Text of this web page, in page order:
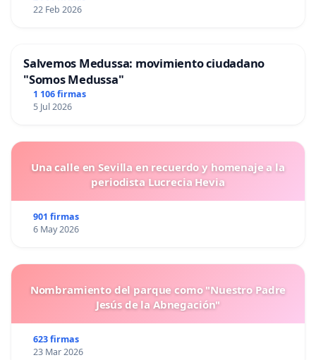
22 Feb 2026
Salvemos Medussa: movimiento ciudadano
"Somos Medussa"
1 106 firmas
5 Jul 2026
Una calle en Sevilla en recuerdo y homenaje a la
periodista Lucrecia Hevia
901 firmas
6 May 2026
Nombramiento del parque como "Nuestro Padre
Jesús de la Abnegación"
623 firmas
23 Mar 2026